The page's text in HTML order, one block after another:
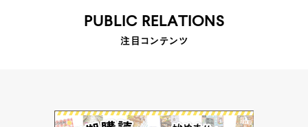
PUBLIC RELATIONS
注目コンテンツ